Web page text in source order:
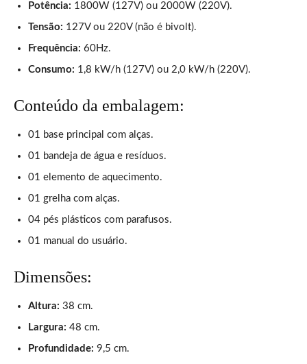
Potência: 1800W (127V) ou 2000W (220V).
Tensão: 127V ou 220V (não é bivolt).
Frequência: 60Hz.
Consumo: 1,8 kW/h (127V) ou 2,0 kW/h (220V).
Conteúdo da embalagem:
01 base principal com alças.
01 bandeja de água e resíduos.
01 elemento de aquecimento.
01 grelha com alças.
04 pés plásticos com parafusos.
01 manual do usuário.
Dimensões:
Altura: 38 cm.
Largura: 48 cm.
Profundidade: 9,5 cm.